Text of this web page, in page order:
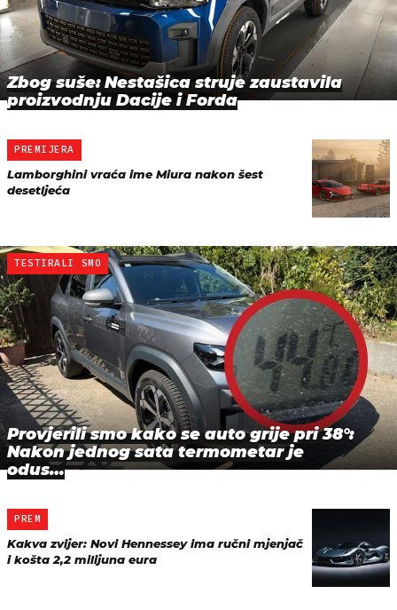
Zbog suše: Nestašica struje zaustavila
proizvodnju Dacije i Forda
PREMIJERA
Lamborghini vraća ime Miura nakon šest
desetljeća
TESTIRALI SMO
Provjerili smo kako se auto grije pri 38°:
Nakon jednog sata termometar je
odus…
PREM
Kakva zvijer: Novi Hennessey ima ručni mjenjač
i košta 2,2 milijuna eura